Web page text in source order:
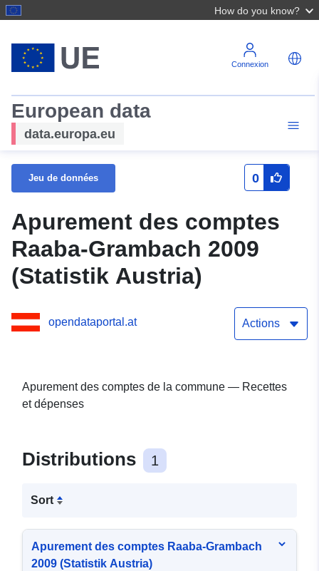
How do you know?
Connexion
European data
data.europa.eu
Jeu de données 0
Apurement des comptes
Raaba-Grambach 2009
(Statistik Austria)
opendataportal.at Actions
Apurement des comptes de la commune — Recettes
et dépenses
Distributions 1
Sort
Apurement des comptes Raaba-Grambach
2009 (Statistik Austria)